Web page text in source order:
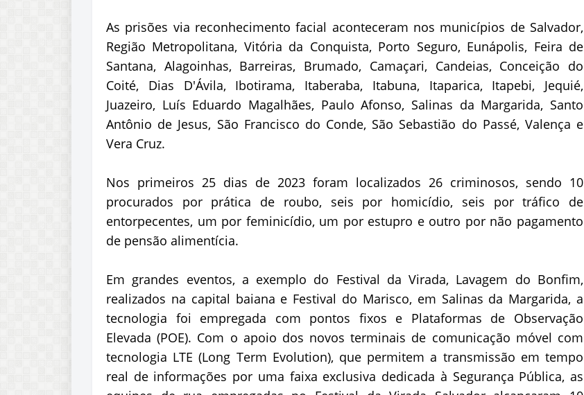
As prisões via reconhecimento facial aconteceram nos municípios de Salvador,
Região Metropolitana, Vitória da Conquista, Porto Seguro, Eunápolis, Feira de
Santana, Alagoinhas, Barreiras, Brumado, Camaçari, Candeias, Conceição do
Coité, Dias D'Ávila, Ibotirama, Itaberaba, Itabuna, Itaparica, Itapebi, Jequié,
Juazeiro, Luís Eduardo Magalhães, Paulo Afonso, Salinas da Margarida, Santo
Antônio de Jesus, São Francisco do Conde, São Sebastião do Passé, Valença e
Vera Cruz.
Nos primeiros 25 dias de 2023 foram localizados 26 criminosos, sendo 10
procurados por prática de roubo, seis por homicídio, seis por tráfico de
entorpecentes, um por feminicídio, um por estupro e outro por não pagamento
de pensão alimentícia.
Em grandes eventos, a exemplo do Festival da Virada, Lavagem do Bonfim,
realizados na capital baiana e Festival do Marisco, em Salinas da Margarida, a
tecnologia foi empregada com pontos fixos e Plataformas de Observação
Elevada (POE). Com o apoio dos novos terminais de comunicação móvel com
tecnologia LTE (Long Term Evolution), que permitem a transmissão em tempo
real de informações por uma faixa exclusiva dedicada à Segurança Pública, as